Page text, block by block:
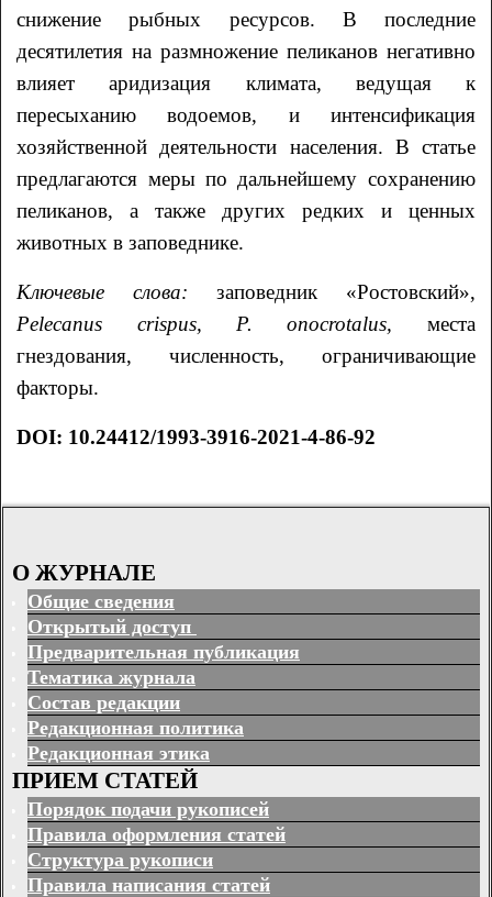
снижение рыбных ресурсов. В последние
десятилетия на размножение пеликанов негативно
влияет аридизация климата, ведущая к
пересыханию водоемов, и интенсификация
хозяйственной деятельности населения. В статье
предлагаются меры по дальнейшему сохранению
пеликанов, а также других редких и ценных
животных в заповеднике.
Ключевые слова: заповедник «Ростовский»,
Pelecanus
crispus, P.onocrotalus, места
гнездования, численность, ограничивающие
факторы.
DOI: 10.24412/1993-3916-2021-4-86-92
О ЖУРНАЛЕ
Общие сведения
Открытый доступ
Предварительная публикация
Тематика журнала
Состав редакции
Редакционная политика
Редакционная этика
ПРИЕМ СТАТЕЙ
Порядок подачи рукописей
Правила оформления статей
Структура рукописи
Правила написания статей